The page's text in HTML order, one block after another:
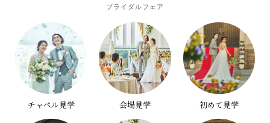
ブライダルフェア
チャペル見学 会場見学 初めて見学